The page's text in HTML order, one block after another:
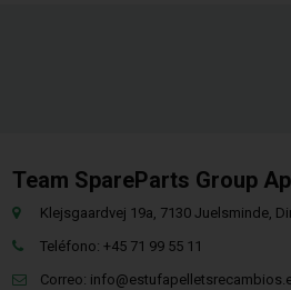
Team SpareParts Group
Klejsgaardvej 19a, 7130 Juelsminde,
Teléfono: +45 71 99 55 11
Correo: